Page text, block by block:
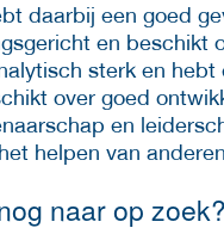
daarbij een goed
en beschikt
sterk en
over goed
en
helpen van anderen.
naar op zoek?